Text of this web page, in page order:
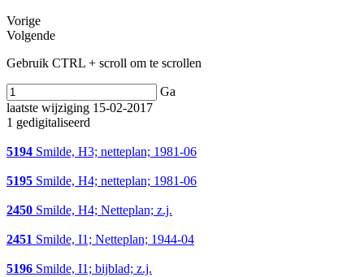
Vorige
Volgende
Gebruik CTRL + scroll om te scrollen
Ga
laatste wijziging 15-02-2017
1 gedigitaliseerd
5194 Smilde, H3; netteplan; 1981-06
5195 Smilde, H4; netteplan; 1981-06
2450 Smilde, H4; Netteplan; z.j.
2451 Smilde, I1; Netteplan; 1944-04
5196 Smilde, I1; bijblad; z.j.